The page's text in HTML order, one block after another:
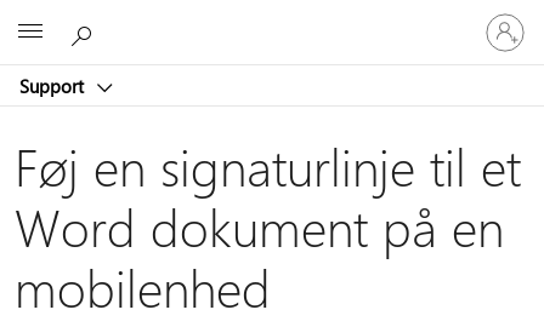
Support
Log
på
din
Føj en signaturlinje til et
Word dokument på en
mobilenhed